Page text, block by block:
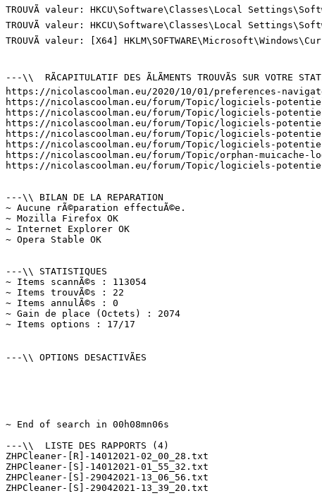
TROUVÃ valeur: HKCU\Software\Classes\Local
TROUVÃ valeur: HKCU\Software\Classes\Local
TROUVÃ valeur: [X64]
---\\  RÃCAPITULATIF DES ÃLÃMENTS TROUVÃS SUR VOTRE
https://nicolascoolman.eu/2020/10/01/preferences-
https://nicolascoolman.eu/forum/Topic/logiciels-
https://nicolascoolman.eu/forum/Topic/logiciels-
https://nicolascoolman.eu/forum/Topic/logiciels-
https://nicolascoolman.eu/forum/Topic/logiciels-
https://nicolascoolman.eu/forum/Topic/logiciels-
https://nicolascoolman.eu/forum/Topic/orphan-muicache-
https://nicolascoolman.eu/forum/Topic/logiciels-
---\\ BILAN DE LA REPARATION
~ Aucune rÃ©paration effectuÃ©e.
~ Mozilla Firefox OK
~ Internet Explorer OK
~ Opera Stable OK
---\\ STATISTIQUES
~ Items scannÃ©s : 113054
~ Items trouvÃ©s : 22
~ Items annulÃ©s : 0
~ Gain de place (Octets) : 2074
~ Items options : 17/17
---\\ OPTIONS DESACTIVÃES
~ End of search in 00h08mn06s
---\\  LISTE DES RAPPORTS (4)
ZHPCleaner-[R]-14012021-02_00_28.txt
ZHPCleaner-[S]-14012021-01_55_32.txt
ZHPCleaner-[S]-29042021-13_06_56.txt